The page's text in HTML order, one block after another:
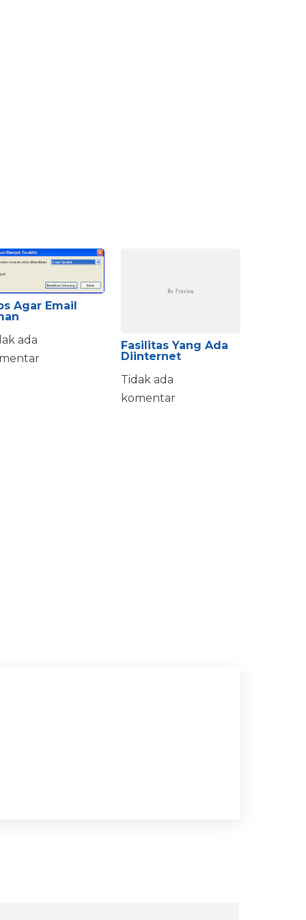
Agar Email
ada
Fasilitas Yang Ada
Diinternet
Tidak ada
komentar